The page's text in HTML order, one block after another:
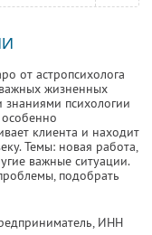
от астропсихолога
жизненных
знаниями психологии
особенно
клиента и находит
Темы: новая работа,
важные ситуации.
подобрать
ИНН